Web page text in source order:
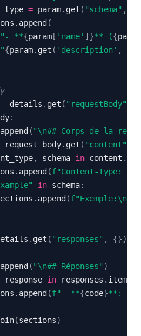
= param. get ( "schema" ,
. append (
**{param [ 'name' ] }** ({param
{param. get ( 'description' ,
= details . get ( "requestBody"
:
append ( "\n## Corps de la
request_body. get ( "content"
, schema in content .
. append (f"Content-Type:
in schema:
. append (
. get ( "responses" , {})
append ( "\n## Réponses" )
response in responses . items
. append (f"- **{code}**:
(sections)